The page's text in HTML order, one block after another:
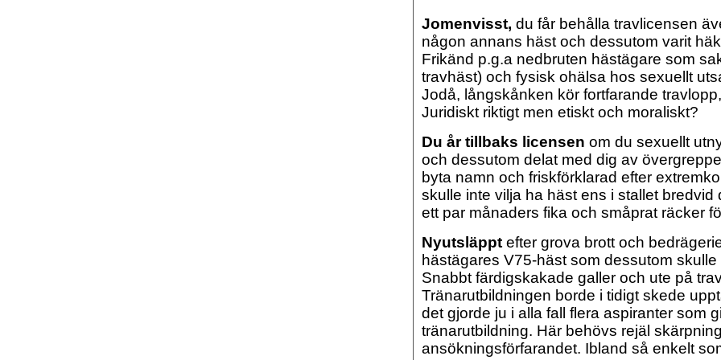
Jomenvisst, du får behålla travlicensen
någon annans häst och dessutom varit
Frikänd p.g.a nedbruten hästägare som
travhäst) och fysisk ohälsa hos sexuellt
Jodå, långskånken kör fortfarande
Juridiskt riktigt men etiskt och moraliskt?
Du år tillbaks licensen om du sexuellt
och dessutom delat med dig av
byta namn och friskförklarad efter
skulle inte vilja ha häst ens i stallet bredvid
ett par månaders fika och småprat räcker
Nyutsläppt efter grova brott och
hästägares V75-häst som dessutom
Snabbt färdigskakade galler och ute på
Tränarutbildningen borde i tidigt skede
det gjorde ju i alla fall flera aspiranter som
tränarutbildning. Här behövs rejäl
ansökningsförfarandet. Ibland så enkelt